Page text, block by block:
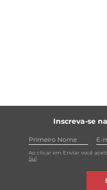
Inscreva-se
Ao clicar em Enviar você
Sul